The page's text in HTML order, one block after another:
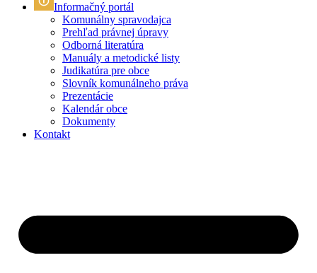
Informačný portál
Komunálny spravodajca
Prehľad právnej úpravy
Odborná literatúra
Manuály a metodické listy
Judikatúra pre obce
Slovník komunálneho práva
Prezentácie
Kalendár obce
Dokumenty
Kontakt